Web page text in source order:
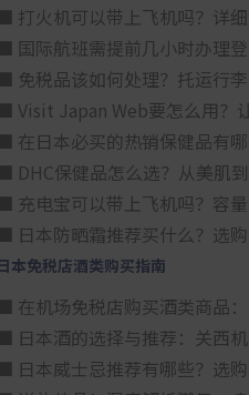
打火机可以带上飞机吗？详
国际航班需提前几小时办理
免税品该如何处理？托运行
Visit Japan Web要怎么用？
在日本必买的热销保健品有
DHC保健品怎么选？从美肌
充电宝可以带上飞机吗？容
日本防晒霜推荐买什么？选
本免税店酒类购买指南
在机场免税店购买酒类商品
日本酒的选择与推荐：关西
日本威士忌推荐有哪些？选